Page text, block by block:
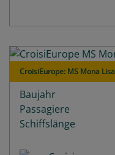
CroisiEurope: MS Mona Lisa
Baujahr
Passagiere
Schiffslänge